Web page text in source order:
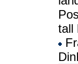
tall